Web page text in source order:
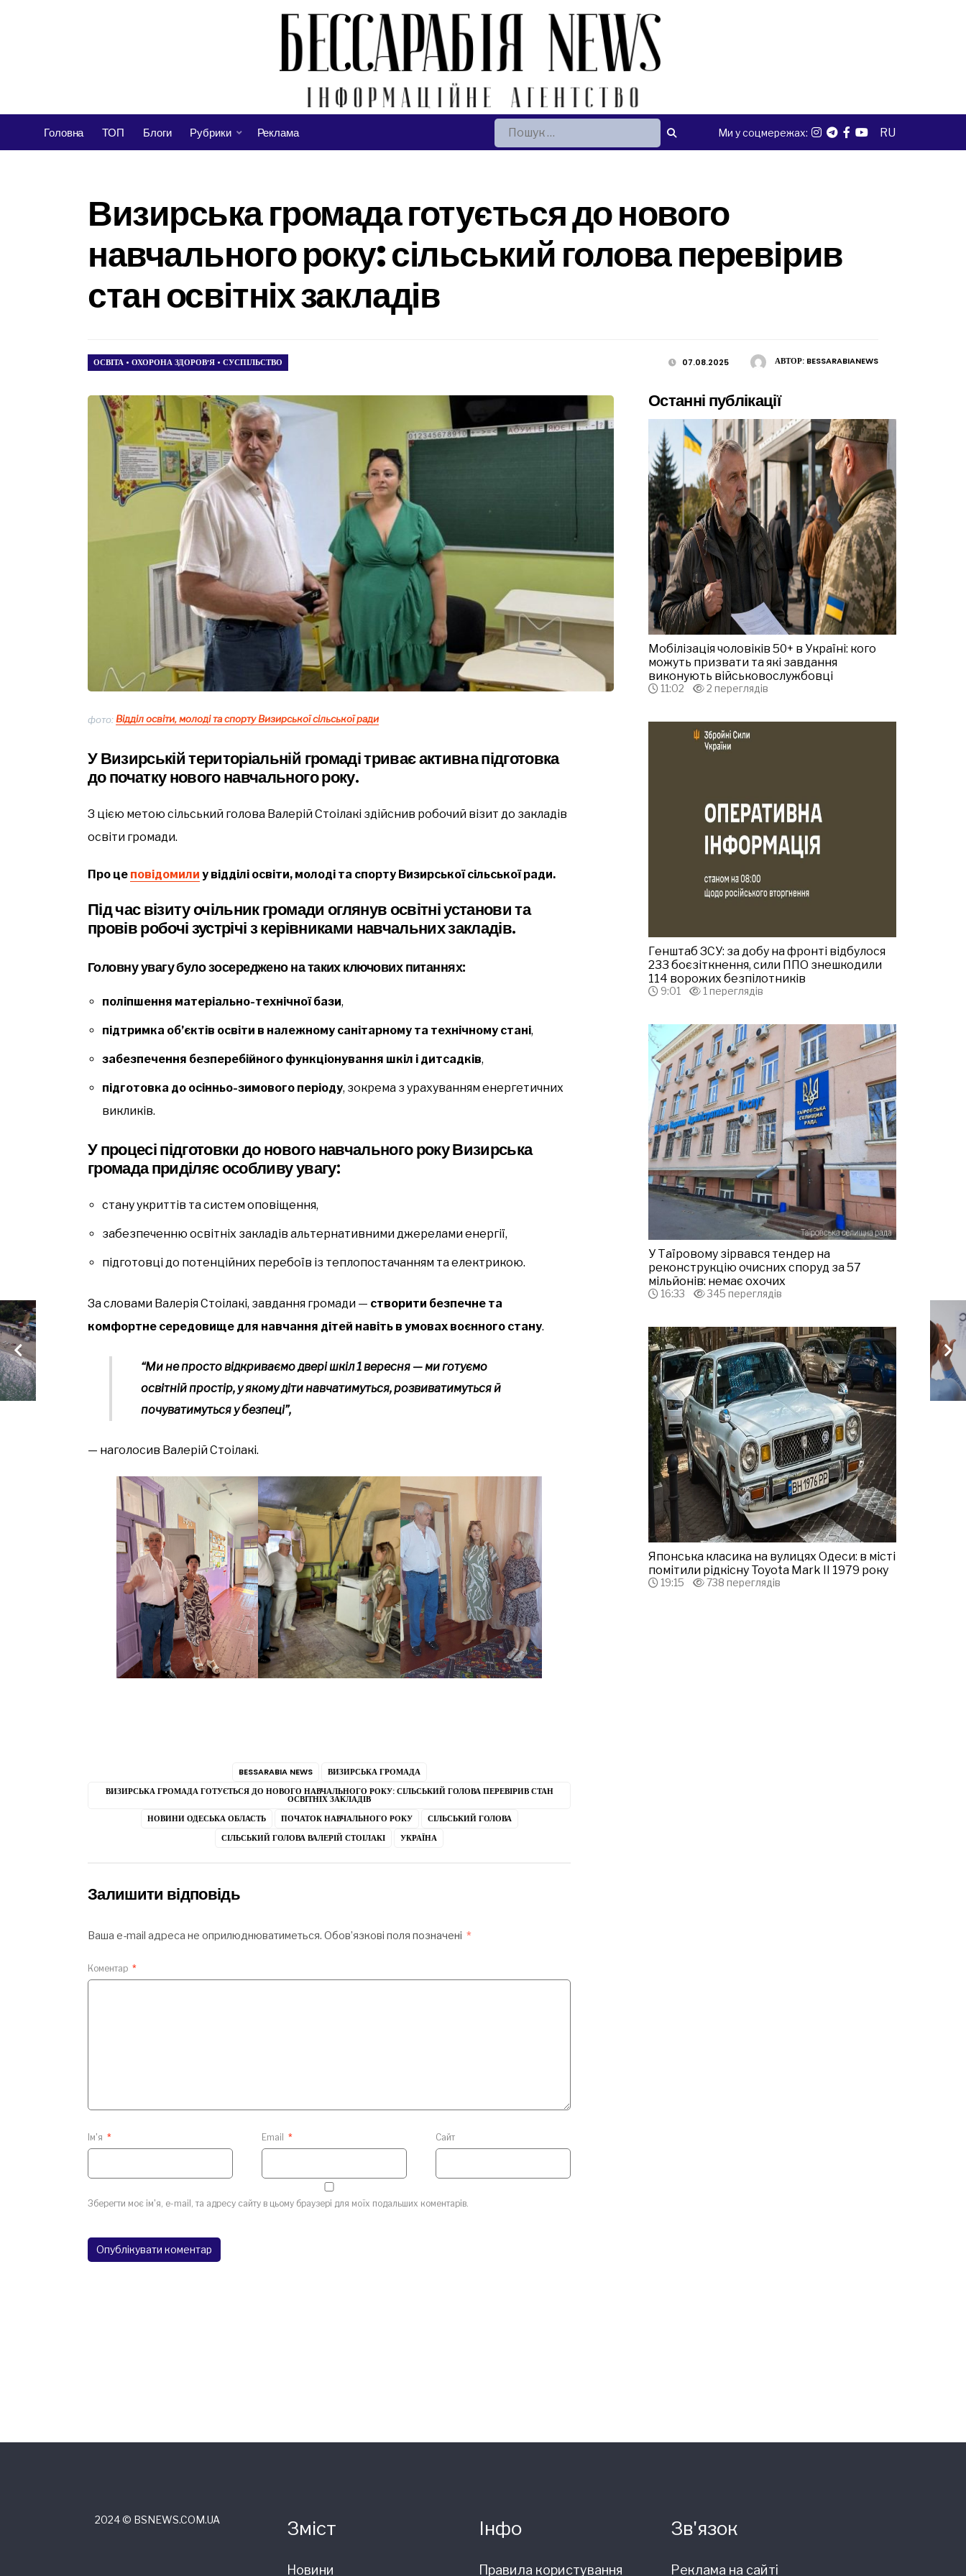
Головна ТОП Блоги Рубрики Реклама Пошук: Ми у соцмережах: RU
Визирська громада готується до нового
навчального року: сільський голова перевірив
стан освітніх закладів
АВТОР: BESSARABIANEWS
07.08.2025
ОСВІТА • ОХОРОНА ЗДОРОВ’Я • СУСПІЛЬСТВО
фото:Відділ освіти, молоді та спорту Визирської сільської ради
У Визирській територіальній громаді триває активна підготовка
до початку нового навчального року.
З цією метою сільський голова Валерій Стоілакі здійснив робочий візит до закладів
освіти громади.
Про це повідомили у відділі освіти, молоді та спорту Визирської сільської ради.
Під час візиту очільник громади оглянув освітні установи та
провів робочі зустрічі з керівниками навчальних закладів.
Головну увагу було зосереджено на таких ключових питаннях:
поліпшення матеріально-технічної бази,
підтримка об’єктів освіти в належному санітарному та технічному стані,
забезпечення безперебійного функціонування шкіл і дитсадків,
підготовка до осінньо-зимового періоду, зокрема з урахуванням енергетичних
викликів.
У процесі підготовки до нового навчального року Визирська
громада приділяє особливу увагу:
стану укриттів та систем оповіщення,
забезпеченню освітніх закладів альтернативними джерелами енергії,
підготовці до потенційних перебоїв із теплопостачанням та електрикою.
За словами Валерія Стоілакі, завдання громади — створити безпечне та
комфортне середовище для навчання дітей навіть в умовах воєнного стану.
“Ми не просто відкриваємо двері шкіл 1 вересня — ми готуємо
освітній простір, у якому діти навчатимуться, розвиватимуться й
почуватимуться у безпеці”,
— наголосив Валерій Стоілакі.
BESSARABIA NEWS
ВИЗИРСЬКА ГРОМАДА
ВИЗИРСЬКА ГРОМАДА ГОТУЄТЬСЯ ДО НОВОГО НАВЧАЛЬНОГО РОКУ: СІЛЬСЬКИЙ ГОЛОВА ПЕРЕВІРИВ СТАН
ОСВІТНІХ ЗАКЛАДІВ
НОВИНИ ОДЕСЬКА ОБЛАСТЬ
ПОЧАТОК НАВЧАЛЬНОГО РОКУ
СІЛЬСЬКИЙ ГОЛОВА
СІЛЬСЬКИЙ ГОЛОВА ВАЛЕРІЙ СТОІЛАКІ
УКРАЇНА
Залишити відповідь
Ваша e-mail адреса не оприлюднюватиметься. Обов’язкові поля позначені *
Коментар *
Ім'я * Email * Сайт
Зберегти моє ім'я, e-mail, та адресу сайту в цьому браузері для моїх подальших коментарів.
Останні публікації
Мобілізація чоловіків 50+ в Україні: кого
можуть призвати та які завдання
виконують військовослужбовці
11:02 2 переглядів
Генштаб ЗСУ: за добу на фронті відбулося
233 боєзіткнення, сили ППО знешкодили
114 ворожих безпілотників
9:01 1 переглядів
У Таїровому зірвався тендер на
реконструкцію очисних споруд за 57
мільйонів: немає охочих
16:33 345 переглядів
Японська класика на вулицях Одеси: в місті
помітили рідкісну Toyota Mark II 1979 року
19:15 738 переглядів
2024 © ВSNEWS.COM.UA Зміст
Новини
Інфо
Правила користування
Зв'язок
Реклама на сайті